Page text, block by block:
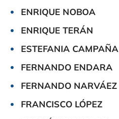
ENRIQUE NOBOA
ENRIQUE TERÁN
ESTEFANIA CAMPAÑA
FERNANDO ENDARA
FERNANDO NARVÁEZ
FRANCISCO LÓPEZ